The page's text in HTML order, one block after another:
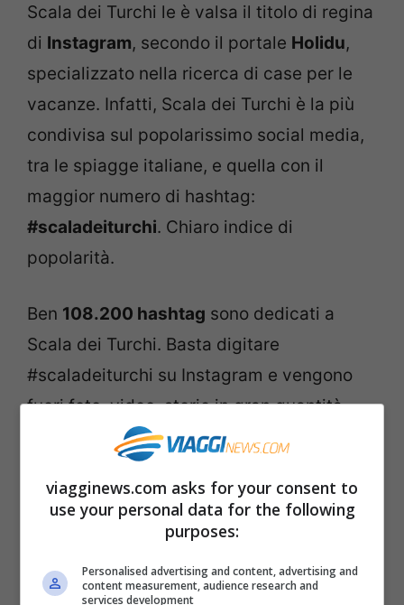
Scala dei Turchi le è valsa il titolo di regina
di Instagram, secondo il portale Holidu,
specializzato nella ricerca di case per le
vacanze. Infatti, Scala dei Turchi è la più
condivisa sul popolarissimo social media,
tra le spiagge italiane, e quella con il
maggior numero di hashtag:
#scaladeiturchi. Chiaro indice di
popolarità.
Ben 108.200 hashtag sono dedicati a
Scala dei Turchi. Basta digitare
#scaladeiturchi su Instagram e vengono
fuori foto, video, storie in gran quantità.
Chi visita la spiaggia non può fare a meno
di scattare una foto con lo smartphone e
condividerla con i propri amici e contatti.
viagginews.com asks for your consent to
use your personal data for the following
purposes:
Personalised advertising and content, advertising and
content measurement, audience research and
services development